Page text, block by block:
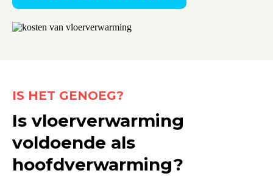
IS HET GENOEG?
Is vloerverwarming
voldoende als
hoofdverwarming?